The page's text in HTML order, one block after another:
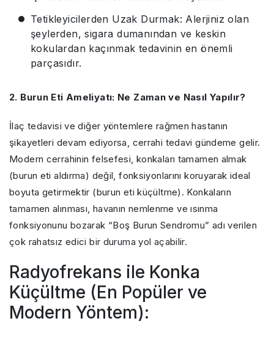
Tetikleyicilerden Uzak Durmak: Alerjiniz olan
şeylerden, sigara dumanından ve keskin
kokulardan kaçınmak tedavinin en önemli
parçasıdır.
2. Burun Eti Ameliyatı: Ne Zaman ve Nasıl Yapılır?
İlaç tedavisi ve diğer yöntemlere rağmen hastanın
şikayetleri devam ediyorsa, cerrahi tedavi gündeme gelir.
Modern cerrahinin felsefesi, konkaları tamamen almak
(burun eti aldırma) değil, fonksiyonlarını koruyarak ideal
boyuta getirmektir (burun eti küçültme). Konkaların
tamamen alınması, havanın nemlenme ve ısınma
fonksiyonunu bozarak “Boş Burun Sendromu” adı verilen
çok rahatsız edici bir duruma yol açabilir.
Radyofrekans ile Konka
Küçültme (En Popüler ve
Modern Yöntem):